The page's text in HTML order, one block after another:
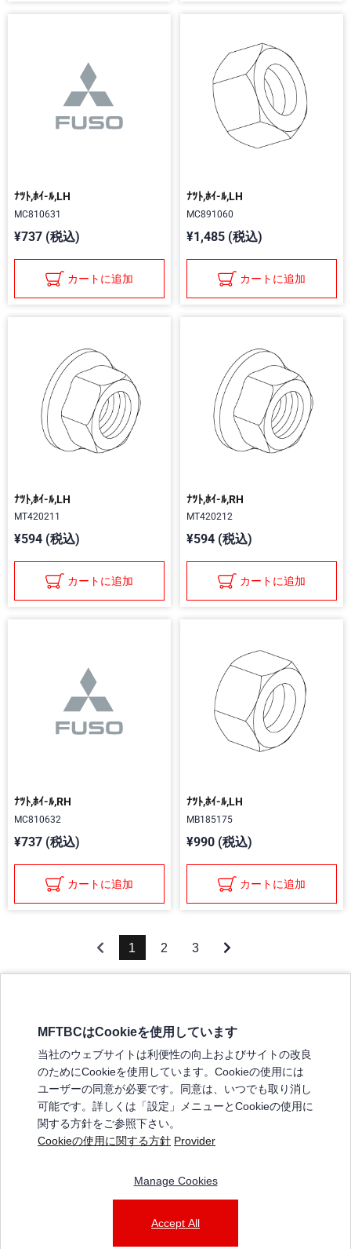
ﾅﾂﾄ,ﾎｲ-ﾙ,LH
MC810631
¥737 (税込)
カートに追加
ﾅﾂﾄ,ﾎｲ-ﾙ,LH
MC891060
¥1,485 (税込)
カートに追加
ﾅﾂﾄ,ﾎｲ-ﾙ,LH
MT420211
¥594 (税込)
カートに追加
ﾅﾂﾄ,ﾎｲ-ﾙ,RH
MT420212
¥594 (税込)
カートに追加
ﾅﾂﾄ,ﾎｲ-ﾙ,RH
MC810632
¥737 (税込)
カートに追加
ﾅﾂﾄ,ﾎｲ-ﾙ,LH
MB185175
¥990 (税込)
カートに追加
1 2 3
弊社の製品について
販売店リスト
よくある質問 / お問い合わせ
特定商取引法に基づく表記
三菱ふそうショップ_利用規約
MFTBCはCookieを使用しています
当社のウェブサイトは利便性の向上およびサイトの改良
のためにCookieを使用しています。Cookieの使用には
ユーザーの同意が必要です。同意は、いつでも取り消し
可能です。詳しくは「設定」メニューとCookieの使用に
関する方針をご参照下さい。
Cookieの使用に関する方針 Provider
Manage Cookies
Accept All